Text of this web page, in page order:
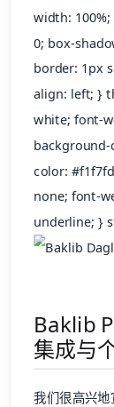
width:
0; box-
border: 1px
align: left; }
white; font-
color:
none; font-
underline; }
Baklib
集成与
我们很高兴